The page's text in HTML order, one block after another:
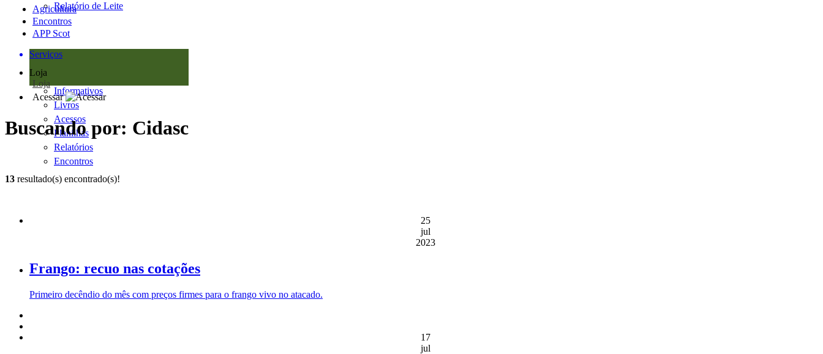
Relatório de Leite
Agricultura
Encontros
APP Scot
Serviços
Loja
Loja
Informativos
Livros
Acessos
Planilhas
Relatórios
Encontros
Acessar
Buscando por: Cidasc
13 resultado(s) encontrado(s)!
25
jul
2023
Frango: recuo nas cotações
Primeiro decêndio do mês com preços firmes para o frango vivo no atacado.
17
jul